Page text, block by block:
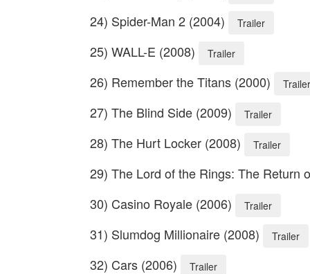
24) Spider-Man 2 (2004) Trailer
25) WALL-E (2008) Trailer
26) Remember the Titans (2000) Trailer
27) The Blind Side (2009) Trailer
28) The Hurt Locker (2008) Trailer
29) The Lord of the Rings: The Return
30) Casino Royale (2006)
Trailer
31) Slumdog Millionaire (2008) Trailer
32) Cars (2006) Trailer